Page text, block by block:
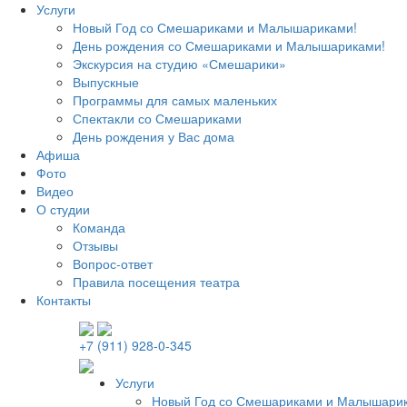
Услуги
Новый Год со Смешариками и Малышариками!
День рождения со Смешариками и Малышариками!
Экскурсия на студию «Смешарики»
Выпускные
Программы для самых маленьких
Спектакли со Смешариками
День рождения у Вас дома
Афиша
Фото
Видео
О студии
Команда
Отзывы
Вопрос-ответ
Правила посещения театра
Контакты
+7 (911) 928-0-345
Услуги
Новый Год со Смешариками и